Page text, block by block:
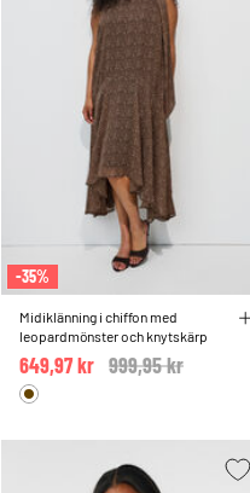
-35%
Midiklänning i chiffon med
leopardmönster och knytskärp
Price reduced from
999,95 kr
649,97 kr